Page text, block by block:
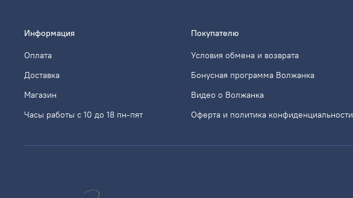
Информация
Оплата
Доставка
Магазин
Часы работы с 10 до 18 пн-пят
Покупателю
Условия обмена и возврата
Бонусная программа Волжанка
Видео о Волжанка
Оферта и политика конфиденциальности